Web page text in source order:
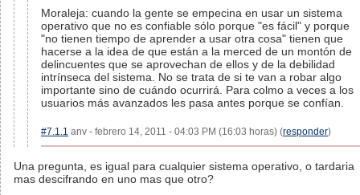
Moraleja: cuando la gente se empecina en usar un sistema
operativo que no es confiable sólo porque "es fácil" y porque
"no tienen tiempo de aprender a usar otra cosa" tienen que
hacerse a la idea de que están a la merced de un montón de
delincuentes que se aprovechan de ellos y de la debilidad
intrínseca del sistema. No se trata de si te van a robar algo
importante sino de cuándo ocurrirá. Para colmo a veces a los
usuarios más avanzados les pasa antes porque se confían.
#7.1.1 anv - febrero 14, 2011 - 04:03 PM (16:03 horas) (responder)
Una pregunta, es igual para cualquier sistema operativo, o tardaria
mas descifrando en uno mas que otro?